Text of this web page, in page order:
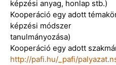
képzési anyag, honlap stb.)
Kooperáció egy adott
képzési módszer
tanulmányozása)
Kooperáció egy adott
http://pafi.hu/_pafi/